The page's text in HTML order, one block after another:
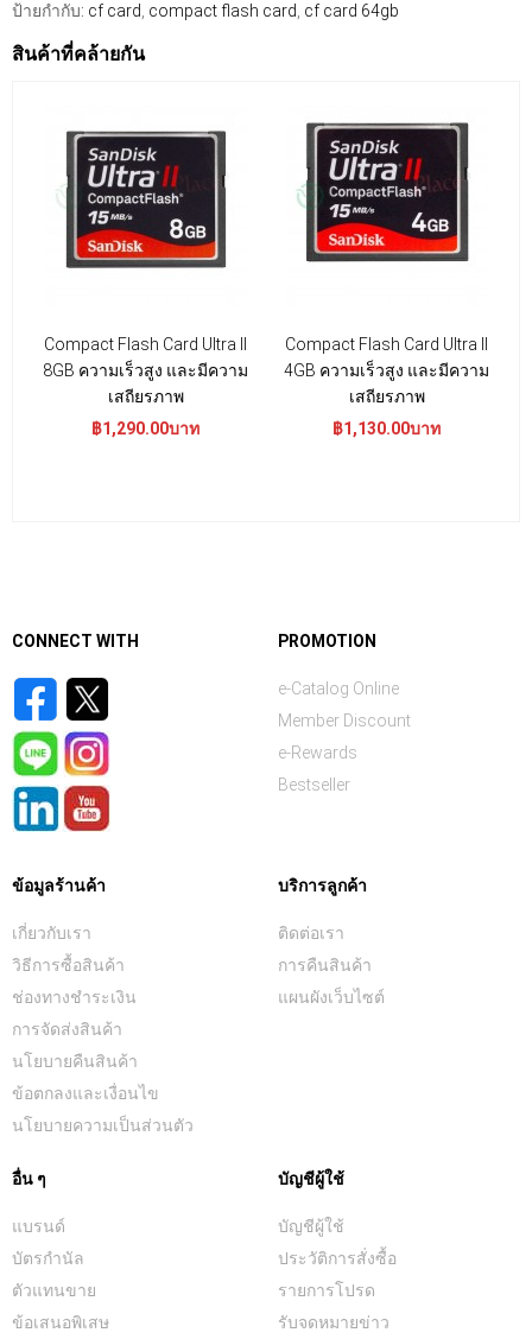
ป้ายกำกับ: cf card compact flash card cf card 64gb
สินค้าที่คล้ายกัน
Compact Flash Card Ultra II
8GB ความเร็วสูง และมีความ
เสถียรภาพ
฿1,290.00บาท
Compact Flash Card Ultra II
4GB ความเร็วสูง และมีความ
เสถียรภาพ
฿1,130.00บาท
CONNECT WITH PROMOTION
e-Catalog Online
Member Discount
e-Rewards
Bestseller
ข้อมูลร้านค้า
เกี่ยวกับเรา
วิธีการซื้อสินค้า
ช่องทางชำระเงิน
การจัดส่งสินค้า
นโยบายคืนสินค้า
ข้อตกลงและเงื่อนไข
นโยบายความเป็นส่วนตัว
บริการลูกค้า
ติดต่อเรา
การคืนสินค้า
แผนผังเว็บไซต์
อื่น ๆ
แบรนด์
บัตรกำนัล
ตัวแทนขาย
ข้อเสนอพิเสษ
บัญชีผู้ใช้
บัญชีผู้ใช้
ประวัติการสั่งซื้อ
รายการโปรด
รับจดหมายข่าว